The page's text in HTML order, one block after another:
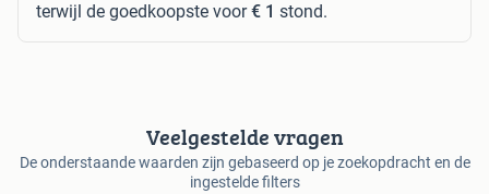
terwijl de goedkoopste voor€ 1 stond.
Veelgestelde vragen
De onderstaande waarden zijn gebaseerd op je zoekopdracht en de
ingestelde filters